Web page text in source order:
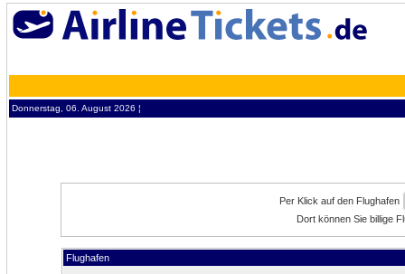
Donnerstag, 06. August 2026 ¦
Per Klick auf den Flughafen
Dort können Sie billige
Flughafen